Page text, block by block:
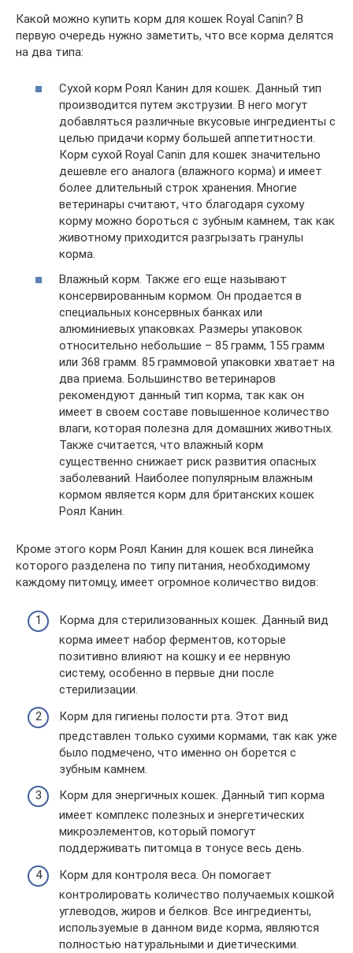
Какой можно купить корм для кошек Royal Canin? В
первую очередь нужно заметить, что все корма делятся
на два типа:
Сухой корм Роял Канин для кошек. Данный тип
производится путем экструзии. В него могут
добавляться различные вкусовые ингредиенты с
целью придачи корму большей аппетитности.
Корм сухой Royal Canin для кошек значительно
дешевле его аналога (влажного корма) и имеет
более длительный строк хранения. Многие
ветеринары считают, что благодаря сухому
корму можно бороться с зубным камнем, так как
животному приходится разгрызать гранулы
корма.
Влажный корм. Также его еще называют
консервированным кормом. Он продается в
специальных консервных банках или
алюминиевых упаковках. Размеры упаковок
относительно небольшие – 85 грамм, 155 грамм
или 368 грамм. 85 граммовой упаковки хватает на
два приема. Большинство ветеринаров
рекомендуют данный тип корма, так как он
имеет в своем составе повышенное количество
влаги, которая полезна для домашних животных.
Также считается, что влажный корм
существенно снижает риск развития опасных
заболеваний. Наиболее популярным влажным
кормом является корм для британских кошек
Роял Канин.
Кроме этого корм Роял Канин для кошек вся линейка
которого разделена по типу питания, необходимому
каждому питомцу, имеет огромное количество видов:
Корма для стерилизованных кошек. Данный вид
корма имеет набор ферментов, которые
позитивно влияют на кошку и ее нервную
систему, особенно в первые дни после
стерилизации.
Корм для гигиены полости рта. Этот вид
представлен только сухими кормами, так как уже
было подмечено, что именно он борется с
зубным камнем.
Корм для энергичных кошек. Данный тип корма
имеет комплекс полезных и энергетических
микроэлементов, который помогут
поддерживать питомца в тонусе весь день.
Корм для контроля веса. Он помогает
контролировать количество получаемых кошкой
углеводов, жиров и белков. Все ингредиенты,
используемые в данном виде корма, являются
полностью натуральными и диетическими.